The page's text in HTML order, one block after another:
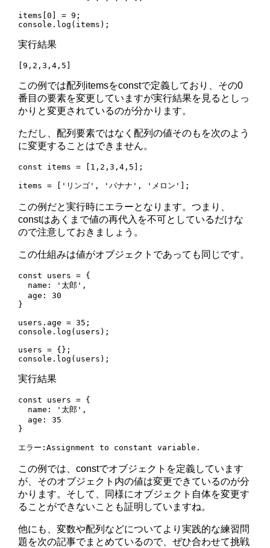
items[0] = 9;
実行結果
この例では配列itemsをconstで定義しており、その0
番目の要素を変更していますが実行結果を見るとしっ
かりと変更されているのが分かります。
ただし、配列要素ではなく配列の値そのもを次のよう
に変更することはできません。
const items = [1,2,3,4,5];
この例だと実行時にエラーとなります。つまり、
constはあくまで値の再代入を不可としているだけな
ので注意しておきましょう。
この仕組みは値がオブジェクトであっても同じです。
const users = {
  name: '太郎',
  age: 30
}
users.age = 35;
console.log(users);
users = {};
実行結果
const users = {
  name: '太郎',
  age: 35
}
この例では、constでオブジェクトを定義しています
が、そのオブジェクト内の値は変更できているのが分
かります。そして、同様にオブジェクト自体を変更す
ることができないことも証明していますね。
他にも、変数や配列などについてより実践的な練習問
題を次の記事でまとめているので、ぜひ合わせて挑戦